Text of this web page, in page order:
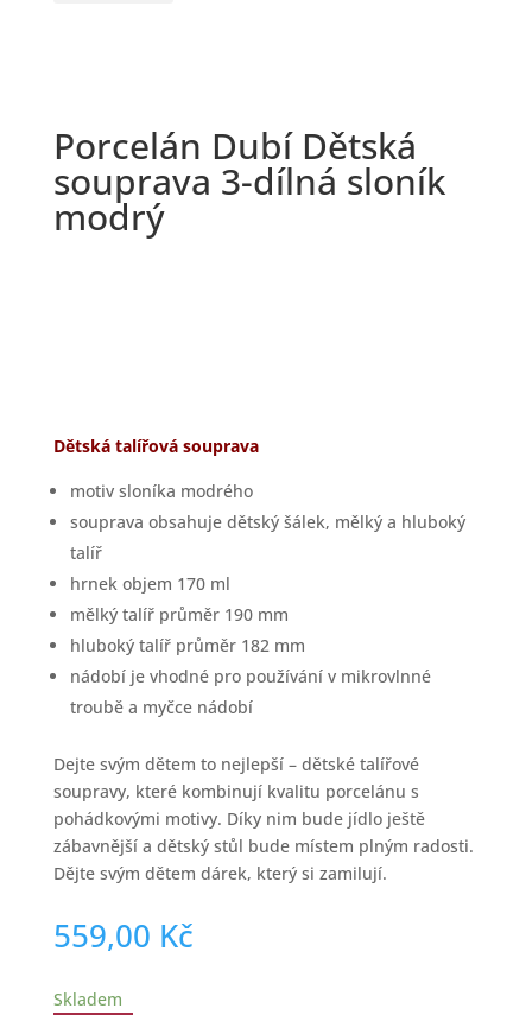
Porcelán Dubí Dětská
souprava 3-dílná sloník
modrý
Dětská talířová souprava
motiv sloníka modrého
souprava obsahuje dětský šálek, mělký a hluboký
talíř
hrnek objem 170 ml
mělký talíř průměr 190 mm
hluboký talíř průměr 182 mm
nádobí je vhodné pro používání v mikrovlnné
troubě a myčce nádobí
Dejte svým dětem to nejlepší – dětské talířové
soupravy, které kombinují kvalitu porcelánu s
pohádkovými motivy. Díky nim bude jídlo ještě
zábavnější a dětský stůl bude místem plným radosti.
Dějte svým dětem dárek, který si zamilují.
559,00 Kč
Skladem